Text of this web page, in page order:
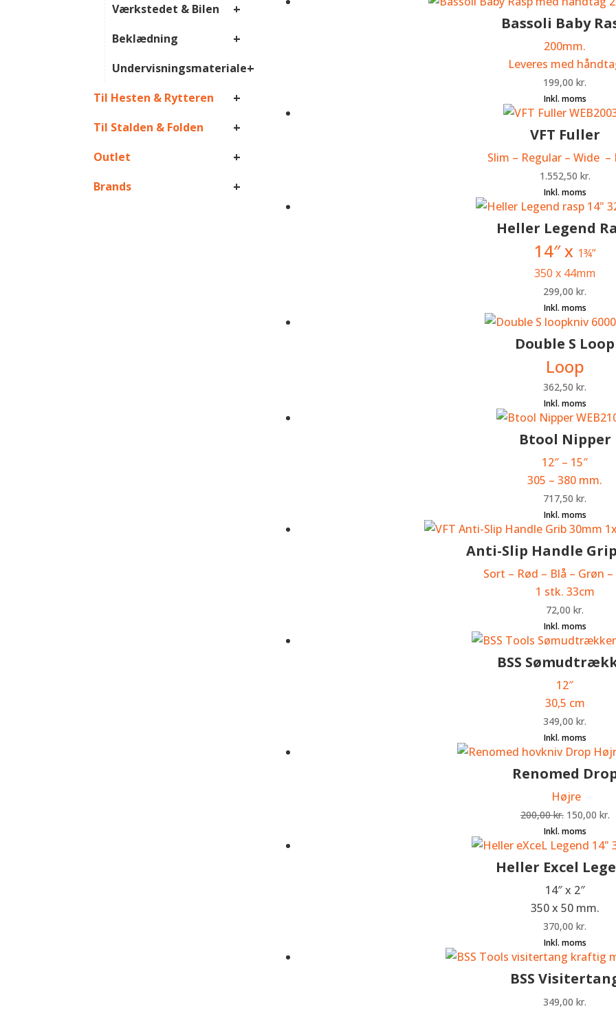
Værkstedet & Bilen +
Beklædning +
Undervisningsmateriale+
Til Hesten & Rytteren +
Til Stalden & Folden +
Outlet +
Brands +
Bassoli Baby
200mm.
Leveres med
199,00kr.
VFT Fuller
Slim – Regular – Wide
1.552,50 kr.
Heller Legend
14″ x 1¾”
350 x 44mm
299,00kr.
Double S Loop
Loop
362,50kr.
Btool Nipper
12″ – 15″
305 – 380 mm.
717,50kr.
Anti-Slip Handle
Sort – Rød – Blå – Grøn
1 stk. 33cm
72,00kr.
BSS
12″
30,5 cm
349,00kr.
Renomed
Højre
200,00kr. Den
oprindelige
pris
var:
200,00 kr..
150,00 kr.
Heller Excel
14″ x 2″
350 x 50 mm.
370,00kr.
BSS
349,00kr.